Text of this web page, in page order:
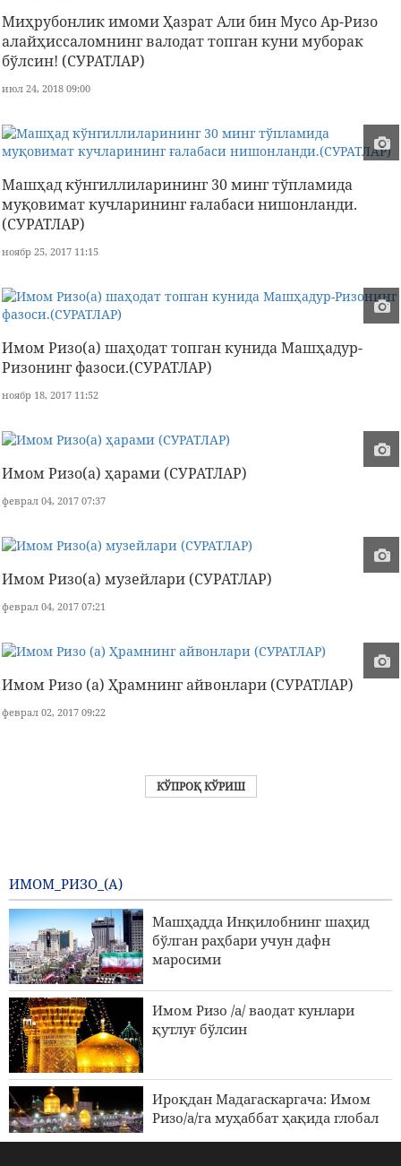
Миҳрубонлик имоми Ҳазрат Али бин Мусо Ар-Ризо
алайҳиссаломнинг валодат топган куни муборак
бўлсин! (СУРАТЛАР)
июл 24, 2018 09:00
Машҳад кўнгиллиларининг 30 минг тўпламида
муқовимат кучларининг ғалабаси нишонланди.
(СУРАТЛАР)
ноябр 25, 2017 11:15
Имом Ризо(а) шаҳодат топган кунида Машҳадур-
Ризонинг фазоси.(СУРАТЛАР)
ноябр 18, 2017 11:52
Имом Ризо(а) ҳарами (СУРАТЛАР)
феврал 04, 2017 07:37
Имом Ризо(а) музейлари (СУРАТЛАР)
феврал 04, 2017 07:21
Имом Ризо (а) Ҳрамнинг айвонлари (СУРАТЛАР)
феврал 02, 2017 09:22
КЎПРОҚ КЎРИШ
ИМОМ_РИЗО_(А)
Машҳадда Инқилобнинг шаҳид
бўлган раҳбари учун дафн
маросими
Имом Ризо /а/ ваодат кунлари
қутлуғ бўлсин
Ироқдан Мадагаскаргача: Имом
Ризо/а/га муҳаббат ҳақида глобал